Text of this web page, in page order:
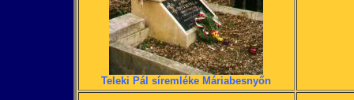
Teleki Pál síremléke Máriabesnyőn